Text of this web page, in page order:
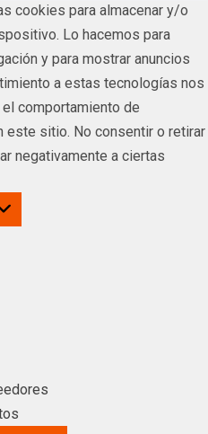
cookies para almacenar y/o
Lo hacemos para
y para mostrar anuncios
a estas tecnologías nos
comportamiento de
este sitio. No consentir o retirar
negativamente a ciertas